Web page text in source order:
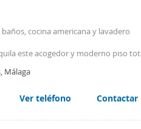
cocina americana y lavadero
este acogedor y moderno piso
de la ciudad.
ofrece:
Málaga
Ver teléfono Contactar